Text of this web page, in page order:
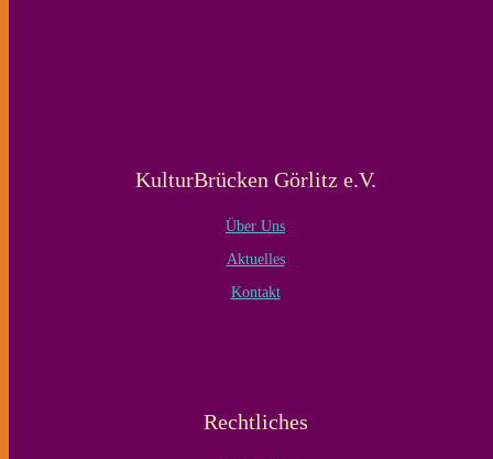
KulturBrücken Görlitz e.V.
Über Uns
Aktuelles
Kontakt
Rechtliches